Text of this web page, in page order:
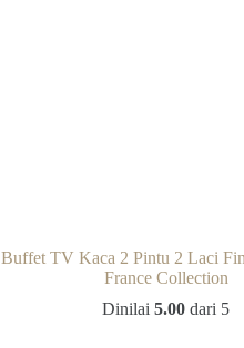
Buffet TV Kaca 2 Pintu 2 Laci
France Collection
Dinilai5.00 dari 5